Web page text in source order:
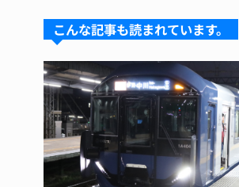
s
k
y
a
d
s
e
b
o
o
k
re
st
こんな記事も読まれています。